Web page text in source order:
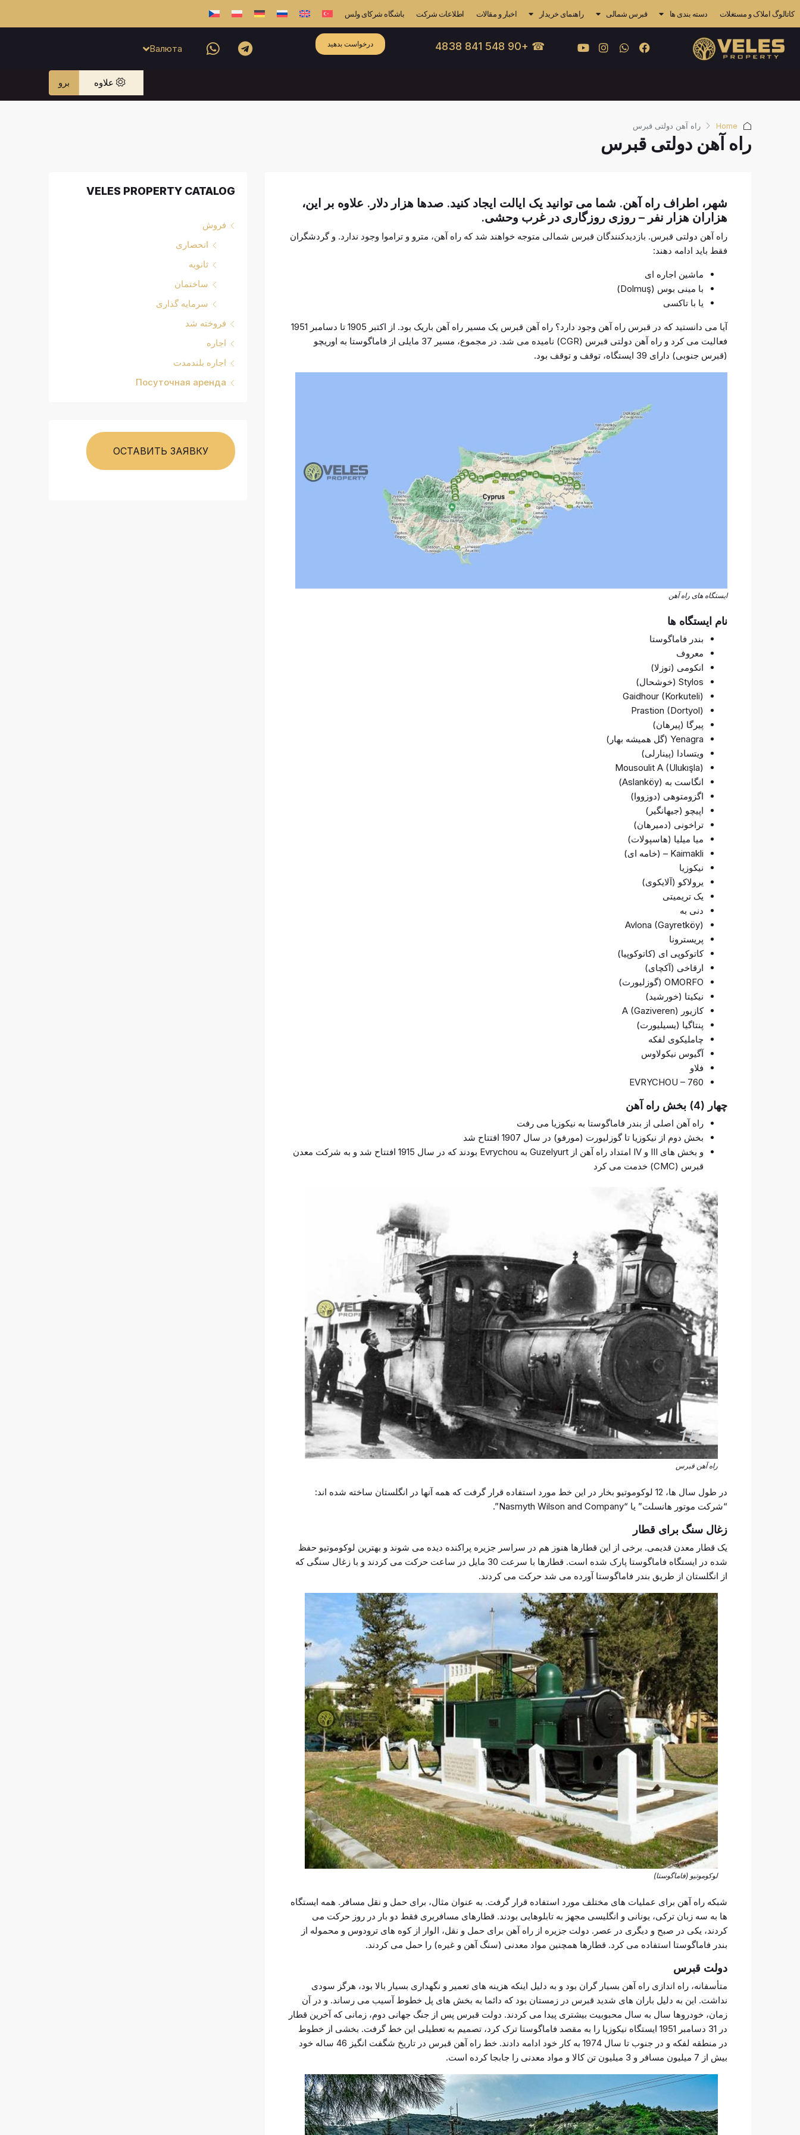
کاتالوگ املاک و مستغلات دسته بندی ها قبرس شمالی راهنمای خریدار اخبار و مقالات اطلاعات شرکت باشگاه شرکای ولس
☎ +90 548 841 4838 درخواست بدهید Валюта
علاوه برو
Home راه آهن دولتی قبرس
راه آهن دولتی قبرس
شهر، اطراف راه آهن. شما می توانید یک ایالت ایجاد کنید. صدها هزار دلار. علاوه بر این،
هزاران هزار نفر – روزی روزگاری در غرب وحشی.
راه آهن دولتی قبرس. بازدیدکنندگان قبرس شمالی متوجه خواهند شد که راه آهن، مترو و تراموا وجود ندارد. و گردشگران
فقط باید ادامه دهند:
ماشین اجاره ای
با مینی بوس (Dolmuş)
یا با تاکسی
آیا می دانستید که در قبرس راه آهن وجود دارد؟ راه آهن قبرس یک مسیر راه آهن باریک بود. از اکتبر 1905 تا دسامبر 1951
فعالیت می کرد و راه آهن دولتی قبرس (CGR) نامیده می شد. در مجموع، مسیر 37 مایلی از فاماگوستا به اوریچو
(قبرس جنوبی) دارای 39 ایستگاه، توقف و توقف بود.
ایستگاه های راه آهن
نام ایستگاه ها
بندر فاماگوستا
معروف
انکومی (توزلا)
Stylos (خوشحال)
Gaidhour (Korkuteli)
Prastion (Dortyol)
پیرگا (پیرهان)
Yenagra (گل همیشه بهار)
ویتسادا (پینارلی)
Mousoulit A (Ulukışla)
انگاست به (Aslanköy)
اگزومتوهی (دوزووا)
اپیچو (جیهانگیر)
تراخونی (دمیرهان)
میا میلیا (هاسپولات)
Kaimakli – (خامه ای)
نیکوزیا
یرولاکو (آلایکوی)
یک تریمیتی
دنی به
Avlona (Gayretköy)
پریسترونا
کاتوکوپی ای (کاتوکوپیا)
ارقاخی (آکچای)
OMORFO (گوزلیورت)
نیکیتا (خورشید)
کازیور A (Gaziveren)
پنتاگیا (یسیلیورت)
چاملیکوی لفکه
آگیوس نیکولاوس
فلاو
EVRYCHOU – 760
چهار (4) بخش راه آهن
راه آهن اصلی از بندر فاماگوستا به نیکوزیا می رفت
بخش دوم از نیکوزیا تا گوزلیورت (مورفو) در سال 1907 افتتاح شد
و بخش های III و IV امتداد راه آهن از Guzelyurt به Evrychou بودند که در سال 1915 افتتاح شد و به شرکت معدن
قبرس (CMC) خدمت می کرد
راه آهن قبرس
در طول سال ها، 12 لوکوموتیو بخار در این خط مورد استفاده قرار گرفت که همه آنها در انگلستان ساخته شده اند:
“شرکت موتور هانسلت” یا “Nasmyth Wilson and Company”.
زغال سنگ برای قطار
یک قطار معدن قدیمی. برخی از این قطارها هنوز هم در سراسر جزیره پراکنده دیده می شوند و بهترین لوکوموتیو حفظ
شده در ایستگاه فاماگوستا پارک شده است. قطارها با سرعت 30 مایل در ساعت حرکت می کردند و با زغال سنگی که
از انگلستان از طریق بندر فاماگوستا آورده می شد حرکت می کردند.
لوکوموتیو (فاماگوستا)
شبکه راه آهن برای عملیات های مختلف مورد استفاده قرار گرفت. به عنوان مثال، برای حمل و نقل مسافر. همه ایستگاه
ها به سه زبان ترکی، یونانی و انگلیسی مجهز به تابلوهایی بودند. قطارهای مسافربری فقط دو بار در روز حرکت می
کردند، یکی در صبح و دیگری در عصر. دولت جزیره از راه آهن برای حمل و نقل، الوار از کوه های ترودوس و محموله از
بندر فاماگوستا استفاده می کرد. قطارها همچنین مواد معدنی (سنگ آهن و غیره) را حمل می کردند.
دولت قبرس
متأسفانه، راه اندازی راه آهن بسیار گران بود و به دلیل اینکه هزینه های تعمیر و نگهداری بسیار بالا بود، هرگز سودی
نداشت. این به دلیل باران های شدید قبرس در زمستان بود که دائما به بخش های پل خطوط آسیب می رساند. و در آن
زمان، خودروها سال به سال محبوبیت بیشتری پیدا می کردند. دولت قبرس پس از جنگ جهانی دوم، زمانی که آخرین قطار
در 31 دسامبر 1951 ایستگاه نیکوزیا را به مقصد فاماگوستا ترک کرد، تصمیم به تعطیلی این خط گرفت. بخشی از خطوط
در منطقه لفکه و در جنوب تا سال 1974 به کار خود ادامه دادند. خط راه آهن قبرس در تاریخ شگفت انگیز 46 ساله خود
بیش از 7 میلیون مسافر و 3 میلیون تن کالا و مواد معدنی را جابجا کرده است.
VELES PROPERTY CATALOG
فروش
انحصاری
ثانویه
ساختمان
سرمایه گذاری
فروخته شد
اجاره
اجاره بلندمدت
Посуточная аренда
ОСТАВИТЬ ЗАЯВКУ